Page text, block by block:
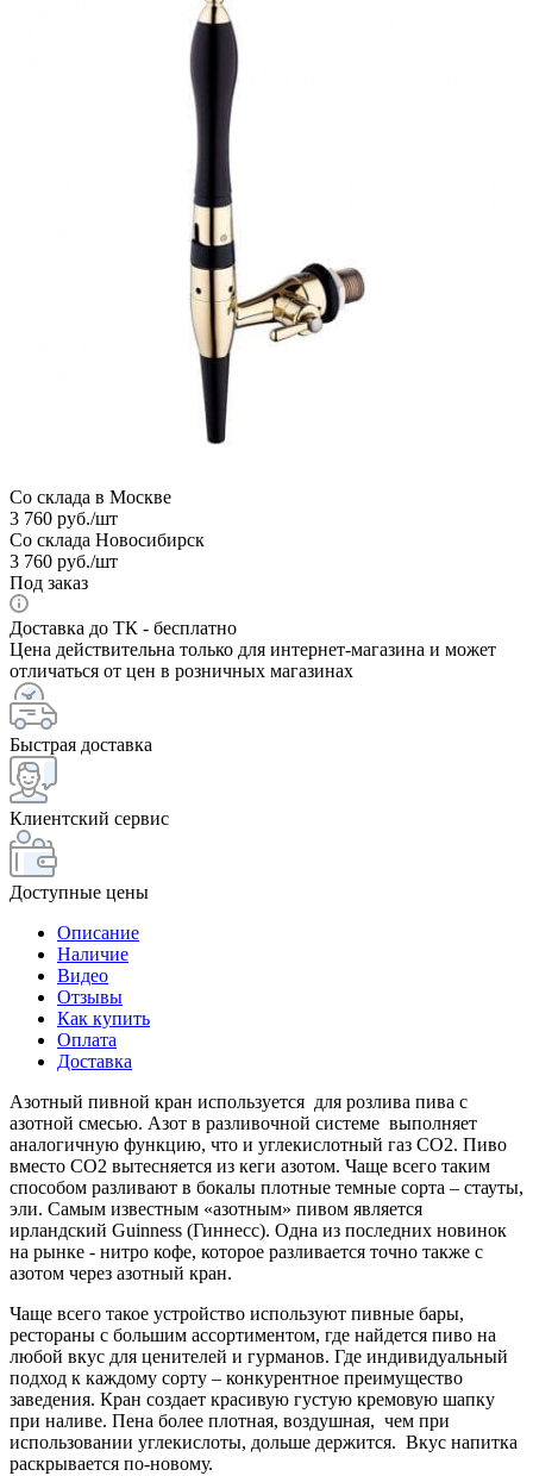
Со склада в Москве
3 760 руб./шт
Со склада Новосибирск
3 760 руб./шт
Под заказ
Доставка до ТК - бесплатно
Цена действительна только для интернет-магазина и может
отличаться от цен в розничных магазинах
Быстрая доставка
Клиентский сервис
Доступные цены
Описание
Наличие
Видео
Отзывы
Как купить
Оплата
Доставка
Азотный пивной кран используется для розлива пива с
азотной смесью. Азот в разливочной системе выполняет
аналогичную функцию, что и углекислотный газ CO2. Пиво
вместо CO2 вытесняется из кеги азотом. Чаще всего таким
способом разливают в бокалы плотные темные сорта – стауты,
эли. Самым известным «азотным» пивом является
ирландский Guinness (Гиннесс). Одна из последних новинок
на рынке - нитро кофе, которое разливается точно также с
азотом через азотный кран.
Чаще всего такое устройство используют пивные бары,
рестораны с большим ассортиментом, где найдется пиво на
любой вкус для ценителей и гурманов. Где индивидуальный
подход к каждому сорту – конкурентное преимущество
заведения. Кран создает красивую густую кремовую шапку
при наливе. Пена более плотная, воздушная, чем при
использовании углекислоты, дольше держится. Вкус напитка
раскрывается по-новому.